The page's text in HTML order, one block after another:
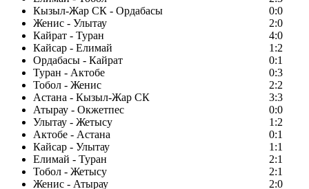
Кызыл-Жар СК - Ордабасы
0:0
Женис - Улытау
2:0
Кайрат - Туран
4:0
Кайсар - Елимай
1:2
Ордабасы - Кайрат
0:1
Туран - Актобе
0:3
Тобол - Женис
2:2
Астана - Кызыл-Жар СК
3:3
Атырау - Окжетпес
0:0
Улытау - Жетысу
1:2
Актобе - Астана
0:1
Кайсар - Улытау
1:1
Елимай - Туран
2:1
Тобол - Жетысу
2:1
Женис - Атырау
2:0